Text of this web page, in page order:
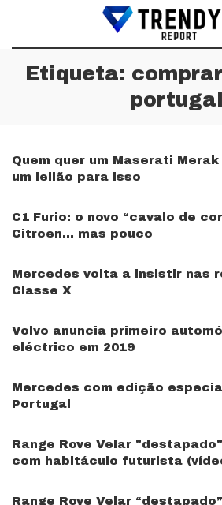
Etiqueta:
portugal
Quem quer um Maserati Merak
um leilão para isso
C1 Furio: o novo “cavalo de
Citroen… mas pouco
Mercedes volta a insistir nas
Classe X
Volvo anuncia primeiro
eléctrico em 2019
Mercedes com edição
Portugal
Range Rove Velar
com habitáculo futurista
Range Rove Velar